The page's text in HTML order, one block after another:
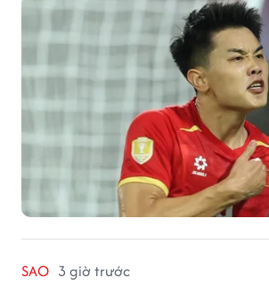
SAO 3 giờ trước